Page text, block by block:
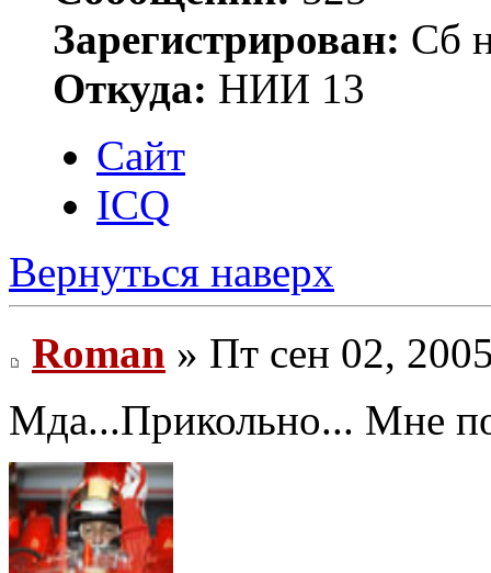
Зарегистрирован: Сб
Откуда: НИИ 13
Сайт
ICQ
Вернуться наверх
Roman » Пт сен 02,
Мда...Прикольно... Мне